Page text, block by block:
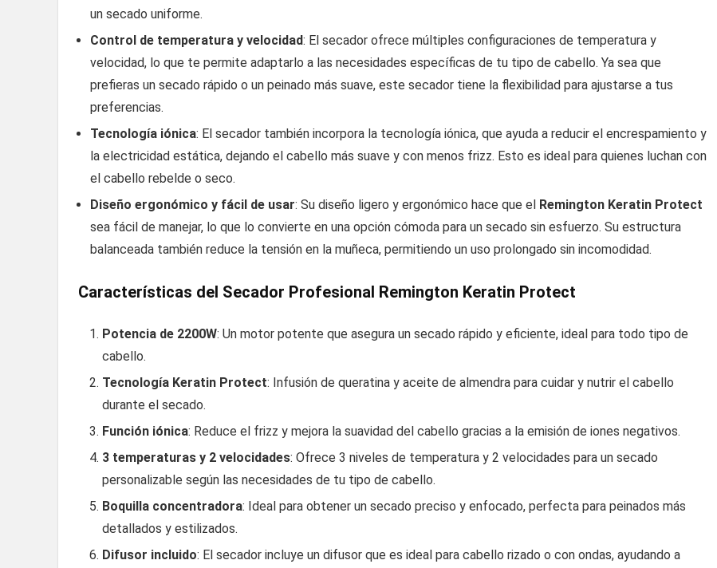
un secado uniforme.
Control de temperatura y velocidad: El secador ofrece múltiples configuraciones de temperatura y
velocidad, lo que te permite adaptarlo a las necesidades específicas de tu tipo de cabello. Ya sea que
prefieras un secado rápido o un peinado más suave, este secador tiene la flexibilidad para ajustarse a tus
preferencias.
Tecnología iónica: El secador también incorpora la tecnología iónica, que ayuda a reducir el encrespamiento y
la electricidad estática, dejando el cabello más suave y con menos frizz. Esto es ideal para quienes luchan con
el cabello rebelde o seco.
Diseño ergonómico y fácil de usar: Su diseño ligero y ergonómico hace que el Remington Keratin Protect
sea fácil de manejar, lo que lo convierte en una opción cómoda para un secado sin esfuerzo. Su estructura
balanceada también reduce la tensión en la muñeca, permitiendo un uso prolongado sin incomodidad.
Características del Secador Profesional Remington Keratin Protect
Potencia de 2200W: Un motor potente que asegura un secado rápido y eficiente, ideal para todo tipo de
cabello.
Tecnología Keratin Protect: Infusión de queratina y aceite de almendra para cuidar y nutrir el cabello
durante el secado.
Función iónica: Reduce el frizz y mejora la suavidad del cabello gracias a la emisión de iones negativos.
3 temperaturas y 2 velocidades: Ofrece 3 niveles de temperatura y 2 velocidades para un secado
personalizable según las necesidades de tu tipo de cabello.
Boquilla concentradora: Ideal para obtener un secado preciso y enfocado, perfecta para peinados más
detallados y estilizados.
Difusor incluido: El secador incluye un difusor que es ideal para cabello rizado o con ondas, ayudando a